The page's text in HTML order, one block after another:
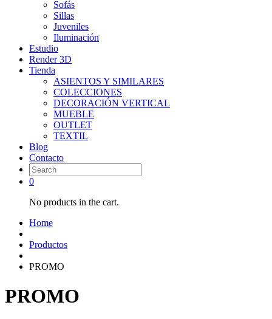
Sofás
Sillas
Juveniles
Iluminación
Estudio
Render 3D
Tienda
ASIENTOS Y SIMILARES
COLECCIONES
DECORACIÓN VERTICAL
MUEBLE
OUTLET
TEXTIL
Blog
Contacto
0
No products in the cart.
Home
Productos
PROMO
PROMO